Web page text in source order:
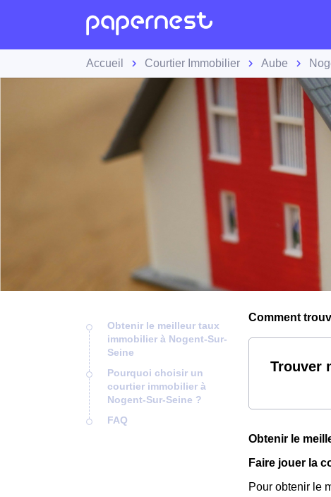
Accueil Courtier Immobilier Aube
Obtenir le meilleur taux
immobilier à Nogent-Sur-
Seine
Pourquoi choisir un
courtier immobilier à
Nogent-Sur-Seine ?
FAQ
Comment
Trouver
Obtenir le
Faire jouer la
Pour obtenir le